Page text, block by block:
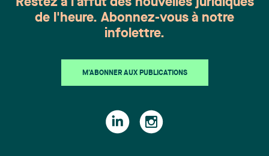
de l'heure. Abonnez-vous à notre
infolettre.
M'ABONNER AUX PUBLICATIONS